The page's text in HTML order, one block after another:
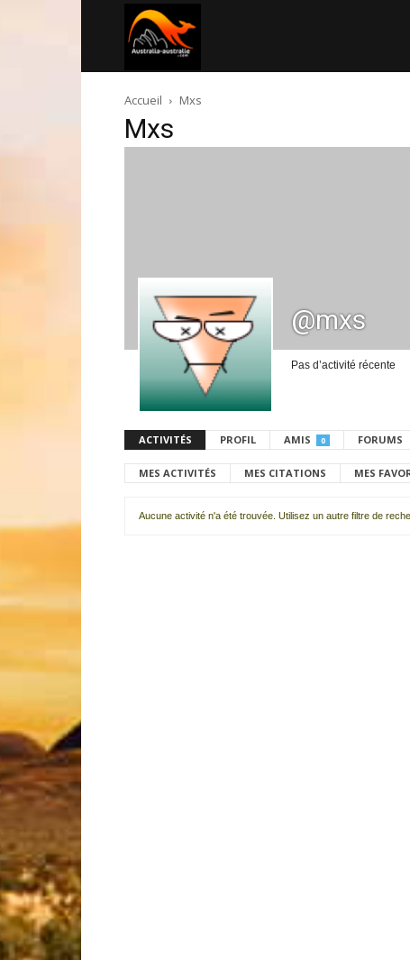
australie.com
Accueil Mxs
Mxs
@mxs
Pas d’activité récente
ACTIVITÉS PROFIL AMIS 0 FORUMS
MES ACTIVITÉS MES CITATIONS MES
Aucune activité n'a été trouvée. Utilisez un autre filtre de